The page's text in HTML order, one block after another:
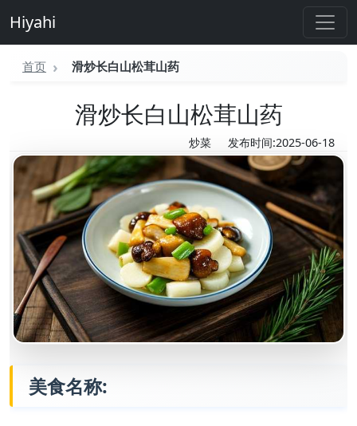
Hiyahi
首页 滑炒长白山松茸山药
滑炒长白山松茸山药
炒菜 发布时间:2025-06-18
美食名称: